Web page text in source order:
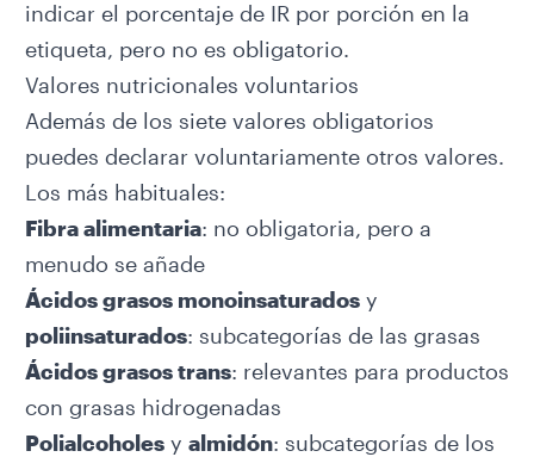
indicar el porcentaje de IR por porción en la
etiqueta, pero no es obligatorio.
Valores nutricionales voluntarios
Además de los siete valores obligatorios
puedes declarar voluntariamente otros valores.
Los más habituales:
Fibra alimentaria: no obligatoria, pero a
menudo se añade
Ácidos grasos monoinsaturadosy
poliinsaturados: subcategorías de las grasas
Ácidos grasos trans: relevantes para productos
con grasas hidrogenadas
Polialcoholesy almidón: subcategorías de los